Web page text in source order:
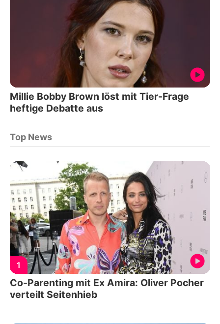
Millie Bobby Brown löst mit Tier-Frage
heftige Debatte aus
Top News
1
Co-Parenting mit Ex Amira: Oliver Pocher
verteilt Seitenhieb